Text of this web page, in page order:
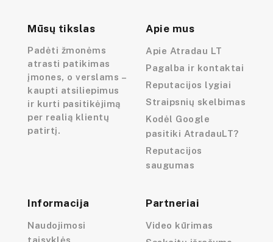
Mūsų tikslas
Padėti žmonėms
atrasti patikimas
įmones, o verslams –
kaupti atsiliepimus
ir kurti pasitikėjimą
per realią klientų
patirtį.
Apie mus
Apie Atradau LT
Pagalba ir kontaktai
Reputacijos lygiai
Straipsnių skelbimas
Kodėl Google
pasitiki AtradauLT?
Reputacijos
saugumas
Informacija
Naudojimosi
taisyklės
Partneriai
Video kūrimas